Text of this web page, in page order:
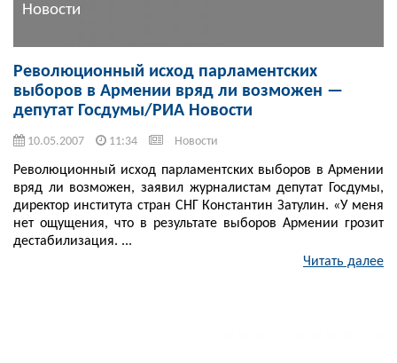
Новости
Революционный исход парламентских
выборов в Армении вряд ли возможен —
депутат Госдумы/РИА Новости
10.05.2007 11:34 Новости
Революционный исход парламентских выборов в Армении
вряд ли возможен, заявил журналистам депутат Госдумы,
директор института стран СНГ Константин Затулин. «У меня
нет ощущения, что в результате выборов Армении грозит
дестабилизация. ...
Читать далее